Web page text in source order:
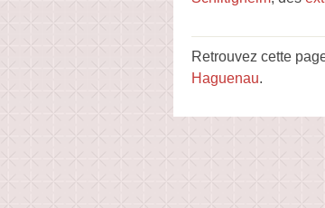
Retrouvez cette
Haguenau.